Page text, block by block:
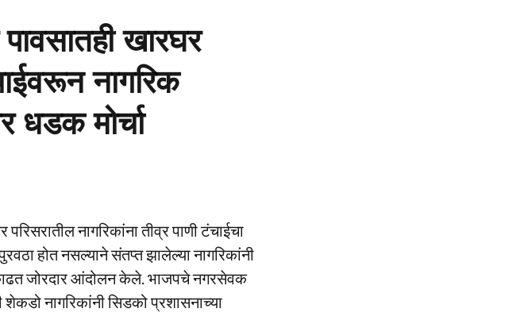
खारघर
नागरिक
धडक मोर्चा
नागरिकांना तीव्र पाणी टंचाईचा
होत नसल्याने संतप्त झालेल्या नागरिकांनी
काढत जोरदार आंदोलन केले. भाजपचे नगरसेवक
नागरिकांनी सिडको प्रशासनाच्या